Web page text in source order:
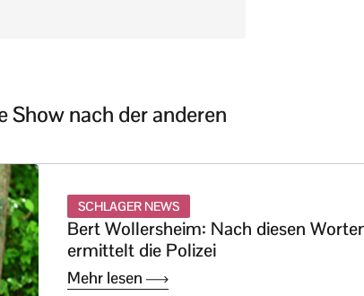
Show nach der anderen
SCHLAGER NEWS
Bert Wollersheim: Nach diesen
ermittelt die Polizei
Mehr lesen